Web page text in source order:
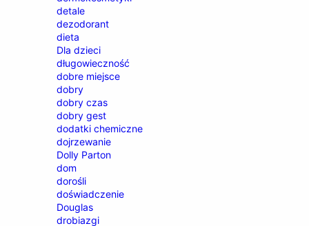
detale
dezodorant
dieta
Dla dzieci
długowieczność
dobre miejsce
dobry
dobry czas
dobry gest
dodatki chemiczne
dojrzewanie
Dolly Parton
dom
dorośli
doświadczenie
Douglas
drobiazgi